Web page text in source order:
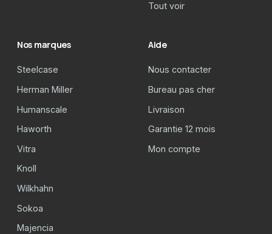
Tout voir
Nos marques
Steelcase
Herman Miller
Humanscale
Haworth
Vitra
Knoll
Wilkhahn
Sokoa
Majencia
Aide
Nous contacter
Bureau pas cher
Livraison
Garantie 12 mois
Mon compte